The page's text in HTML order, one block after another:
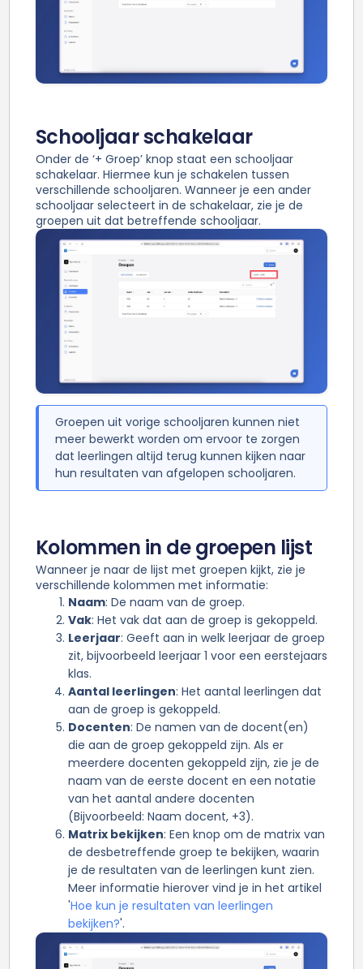
Schooljaar schakelaar
Onder de ‘+ Groep’ knop staat een schooljaar
schakelaar. Hiermee kun je schakelen tussen
verschillende schooljaren. Wanneer je een ander
schooljaar selecteert in de schakelaar, zie je de
groepen uit dat betreffende schooljaar.
Groepen uit vorige schooljaren kunnen niet
meer bewerkt worden om ervoor te zorgen
dat leerlingen altijd terug kunnen kijken naar
hun resultaten van afgelopen schooljaren.
Kolommen in de groepen lijst
Wanneer je naar de lijst met groepen kijkt, zie je
verschillende kolommen met informatie:
Naam: De naam van de groep.
Vak: Het vak dat aan de groep is gekoppeld.
Leerjaar: Geeft aan in welk leerjaar de groep
zit, bijvoorbeeld leerjaar 1 voor een eerstejaars
klas.
Aantal leerlingen: Het aantal leerlingen dat
aan de groep is gekoppeld.
Docenten: De namen van de docent(en)
die aan de groep gekoppeld zijn. Als er
meerdere docenten gekoppeld zijn, zie je de
naam van de eerste docent en een notatie
van het aantal andere docenten
(Bijvoorbeeld: Naam docent, +3).
Matrix bekijken: Een knop om de matrix van
de desbetreffende groep te bekijken, waarin
je de resultaten van de leerlingen kunt zien.
Meer informatie hierover vind je in het artikel
'Hoe kun je resultaten van leerlingen
bekijken?'.